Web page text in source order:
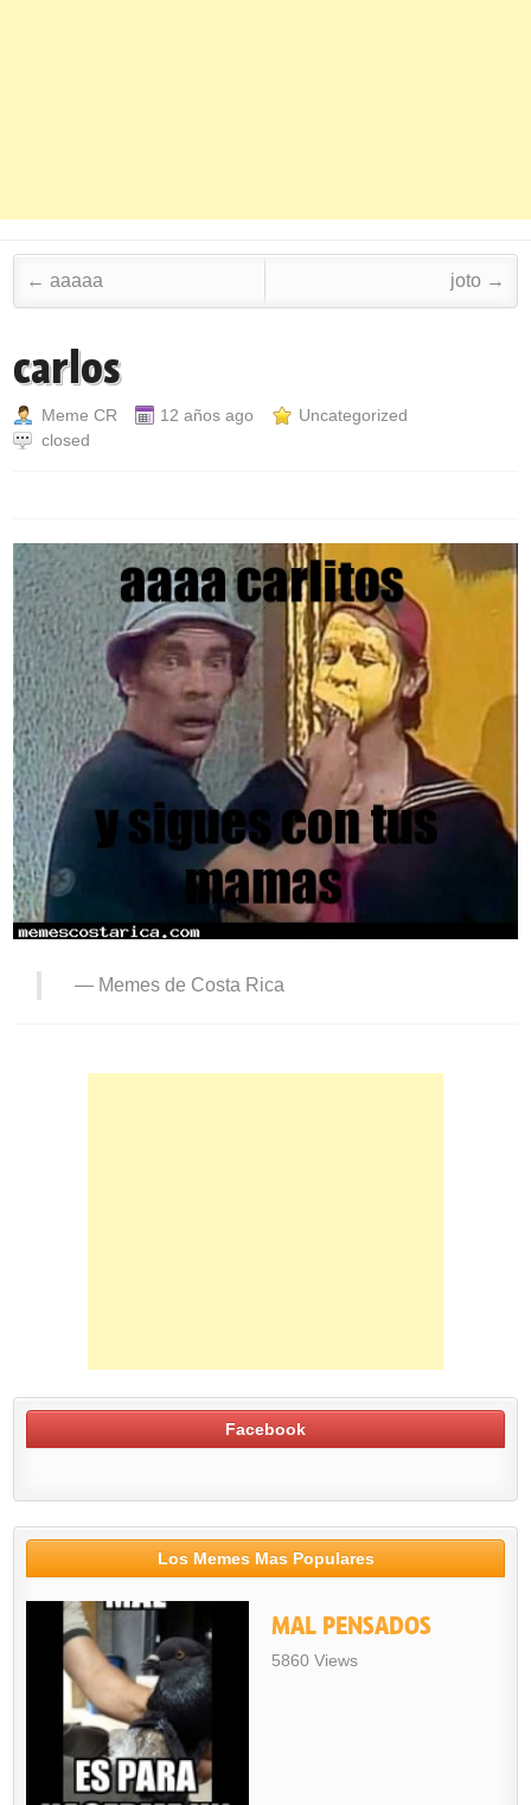
Post navigation
← aaaaa joto →
carlos
Meme CR 12 años ago
Uncategorized
closed
— Memes de Costa Rica
Facebook
Los Memes Mas Populares
MAL PENSADOS
5860 Views